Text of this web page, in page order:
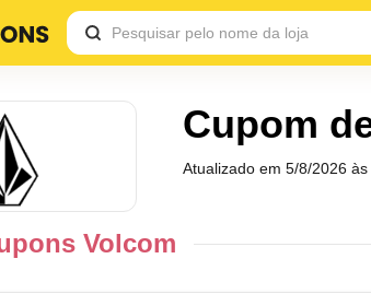
Cupom
Atualizado em5/8/2026
Volcom